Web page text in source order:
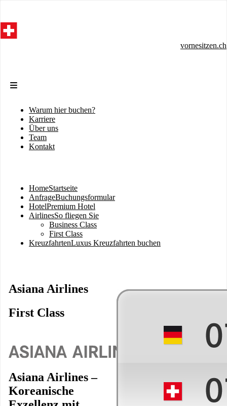
Inhalt
vornesitzen.ch
Sekundärmenü
Warum hier buchen?
Karriere
Über uns
Team
Kontakt
Hauptnavigation
HomeStartseite
AnfrageBuchungsformular
HotelPremium Hotel
AirlinesSo fliegen Sie
Business Class
First Class
KreuzfahrtenLuxus Kreuzfahrten buchen
Asiana Airlines
First Class
Asiana Airlines –
Koreanische